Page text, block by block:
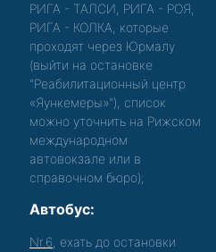
РИГА - ТАЛСИ, РИГА - РОЯ,
РИГА - КОЛКА, которые
проходят через Юрмалу
(выйти на остановке
"Реабилитационный центр
«Яункемеры»"), список
можно уточнить на Рижском
международном
автовокзале или в
справочном бюро);
Автобус:
Nr.6 , ехать до остановки